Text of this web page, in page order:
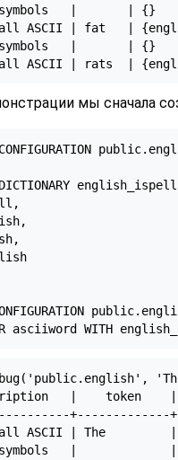
symbols   |       |
all ASCII | fat   |
symbols   |       |
мы сначала
CONFIGURATION
DICTIONARY
asciiword WITH
|    token
all ASCII | The
symbols   |